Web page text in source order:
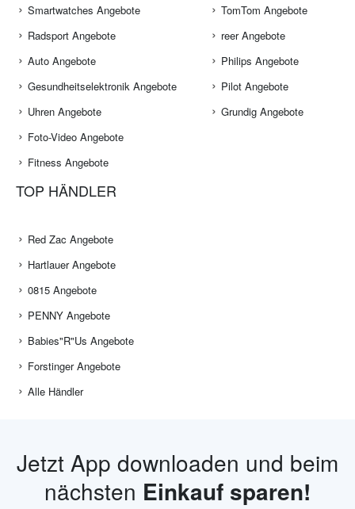
Smartwatches Angebote
Radsport Angebote
Auto Angebote
Gesundheitselektronik Angebote
Uhren Angebote
Foto-Video Angebote
Fitness Angebote
TomTom Angebote
reer Angebote
Philips Angebote
Pilot Angebote
Grundig Angebote
TOP HÄNDLER
Red Zac Angebote
Hartlauer Angebote
0815 Angebote
PENNY Angebote
Babies"R"Us Angebote
Forstinger Angebote
Alle Händler
Jetzt App downloaden und beim
nächsten Einkauf sparen!